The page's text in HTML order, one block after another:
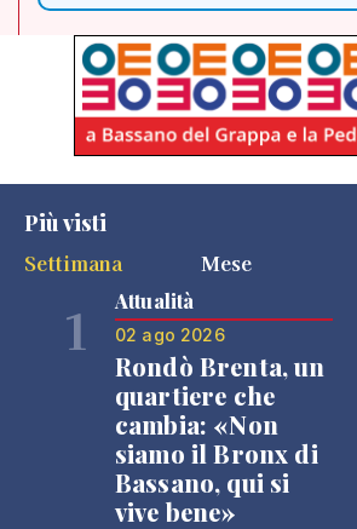
Più visti
Settimana
Mese
1 Attualità
02 ago 2026
Rondò Brenta, un
quartiere che
cambia: «Non
siamo il Bronx di
Bassano, qui si
vive bene»